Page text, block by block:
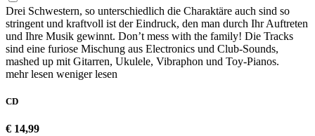
Drei Schwestern, so unterschiedlich die Charaktäre auch sind so
stringent und kraftvoll ist der Eindruck, den man durch Ihr Auftreten
und Ihre Musik gewinnt. Don’t mess with the family! Die Tracks
sind eine furiose Mischung aus Electronics und Club-Sounds,
mashed up mit Gitarren, Ukulele, Vibraphon und Toy-Pianos.
mehr lesen weniger lesen
CD
€ 14,99